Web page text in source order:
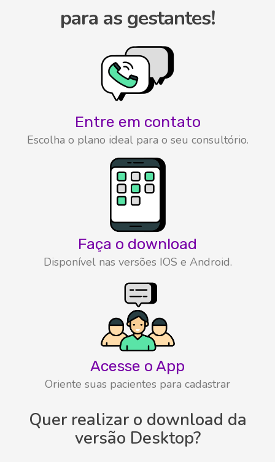
para as gestantes!
Entre em contato
Escolha o plano ideal para o seu consultório.
Faça o download
Disponível nas versões IOS e Android.
Acesse o App
Oriente suas pacientes para cadastrar
Quer realizar o download da
versão Desktop?